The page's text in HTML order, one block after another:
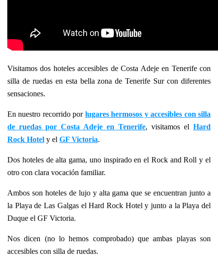
Visitamos dos hoteles accesibles de Costa Adeje en Tenerife con
silla de ruedas en esta bella zona de Tenerife Sur con diferentes
sensaciones.
En nuestro recorrido por lugares hermosos y accesibles con silla
de ruedas por Costa Adeje en Tenerife, visitamos el Hard
Rock Hotel y el GF Victoria.
Dos hoteles de alta gama, uno inspirado en el Rock and Roll y el
otro con clara vocación familiar.
Ambos son hoteles de lujo y alta gama que se encuentran junto a
la Playa de Las Galgas el Hard Rock Hotel y junto a la Playa del
Duque el GF Victoria.
Nos dicen (no lo hemos comprobado) que ambas playas son
accesibles con silla de ruedas.